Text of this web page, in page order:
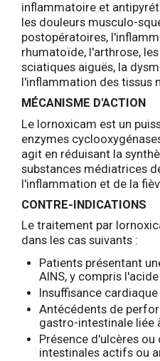
inflammatoire et
les douleurs musculo-
postopératoires,
rhumatoïde, l'arthrose,
sciatiques aiguës, la
l'inflammation des tissus
MÉCANISME D'ACTION
Le lornoxicam est un
enzymes
agit en réduisant la
substances médiatrices
l'inflammation et de la
CONTRE-INDICATIONS
Le traitement par
dans les cas suivants :
Patients présentant
AINS, y compris
Insuffisance cardiaque
Antécédents de
gastro-intestinale liée
Présence d'ulcères
intestinales actifs ou